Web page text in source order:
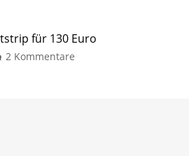
für 130 Euro
2 Kommentare